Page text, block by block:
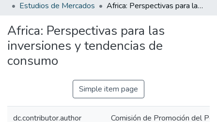
Statistics
Estudios de Mercados
Africa: Perspectivas para las inversiones y tendencias de consumo
Africa: Perspectivas para las
inversiones y tendencias de
consumo
Simple item page
dc.contributor.author Comisión de Promoción del